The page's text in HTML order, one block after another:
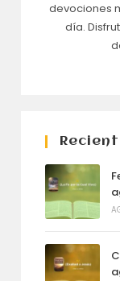
devociones
día.